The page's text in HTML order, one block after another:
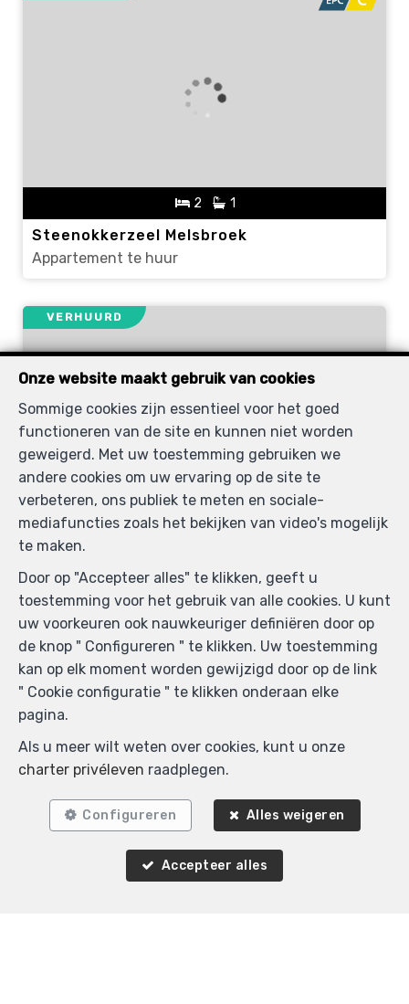
2 1
Steenokkerzeel Melsbroek
Appartement te huur
2 1
VERHUURD
Appartement te huur
3 1 130 m²
VERHUURD
Onze website maakt gebruik van cookies
Sommige cookies zijn essentieel voor het goed
functioneren van de site en kunnen niet worden
geweigerd. Met uw toestemming gebruiken we
andere cookies om uw ervaring op de site te
verbeteren, ons publiek te meten en sociale-
mediafuncties zoals het bekijken van video's mogelijk
te maken.
Door op "Accepteer alles" te klikken, geeft u
toestemming voor het gebruik van alle cookies. U kunt
uw voorkeuren ook nauwkeuriger definiëren door op
de knop " Configureren " te klikken. Uw toestemming
kan op elk moment worden gewijzigd door op de link
" Cookie configuratie " te klikken onderaan elke
pagina.
Als u meer wilt weten over cookies, kunt u onze
charter privéleven raadplegen.
Configureren Alles weigeren
Accepteer alles